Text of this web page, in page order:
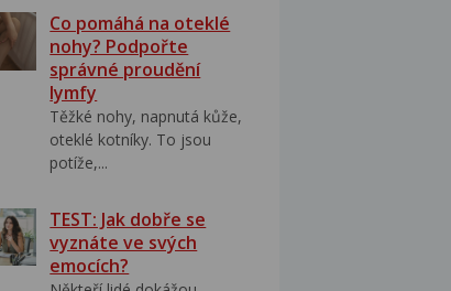
Co pomáhá na oteklé
nohy? Podpořte
správné proudění
lymfy
Těžké nohy, napnutá kůže,
oteklé kotníky. To jsou
potíže,...
TEST: Jak dobře se
vyznáte ve svých
emocích?